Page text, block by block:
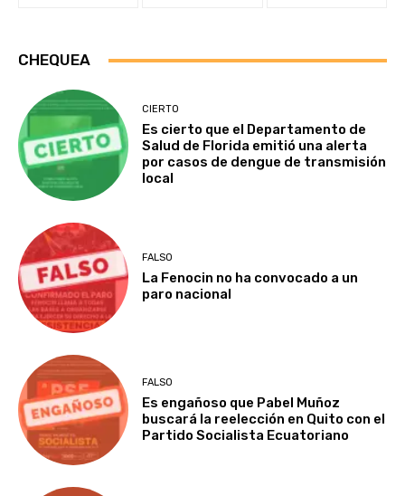
CHEQUEA
CIERTO
Es cierto que el Departamento de
Salud de Florida emitió una alerta
por casos de dengue de transmisión
local
FALSO
La Fenocin no ha convocado a un
paro nacional
FALSO
Es engañoso que Pabel Muñoz
buscará la reelección en Quito con el
Partido Socialista Ecuatoriano